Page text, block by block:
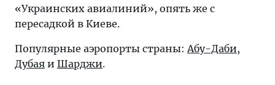
«Украинских авиалиний», опять же с
пересадкой в Киеве.
Популярные аэропорты страны:Абу-Даби,
Дубая и Шарджи.